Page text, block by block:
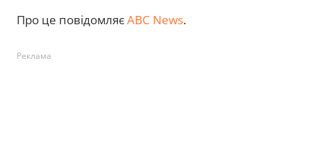
Про це повідомляєABC News.
Реклама